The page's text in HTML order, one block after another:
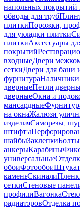
напольных покрытий
обводы для труб
плиткиПорожки,
для укладки плитки
плиткиАксессуары
покрытий
входныеДвери
сеткиДвери для бани
фурнитура
дверныеПетли
дверныеОкна и
мансардные
на окнаЖалюзи
изделияСаморезы,
штифты
шайбыЗаклепки
анкерыКарабины
универсальные
обоиФотообои
каменьСкинали
сеткиСтеновые
профилиВагонка
радиаторовОтделка